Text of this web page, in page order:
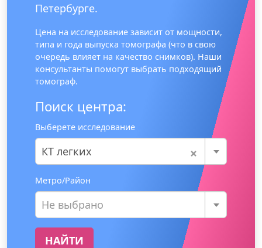
Петербурге.
Цена на исследование зависит от мощности,
типа и года выпуска томографа (что в свою
очередь влияет на качество снимков). Наши
консультанты помогут выбрать подходящий
томограф.
Поиск центра:
Выберете исследование
×
КТ легких
Метро/Район
Не выбрано
НАЙТИ